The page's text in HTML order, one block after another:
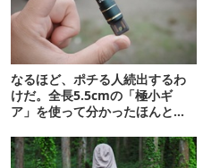
なるほど、ポチる人続出するわ
けだ。全長5.5cmの「極小ギ
ア」を使って分かったほんとの